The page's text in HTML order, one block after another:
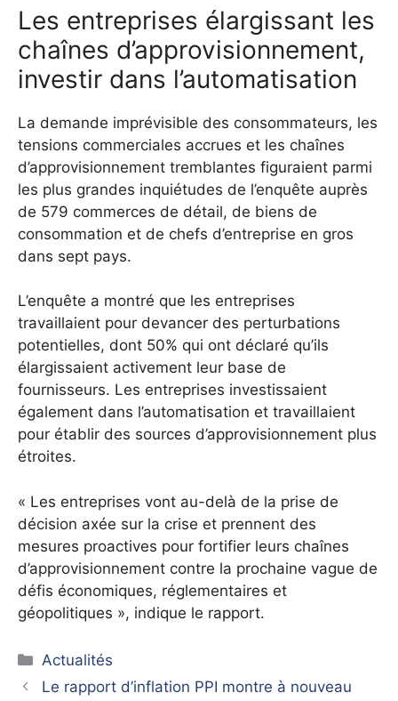
Les entreprises élargissant les
chaînes d’approvisionnement,
investir dans l’automatisation
La demande imprévisible des consommateurs, les
tensions commerciales accrues et les chaînes
d’approvisionnement tremblantes figuraient parmi
les plus grandes inquiétudes de l’enquête auprès
de 579 commerces de détail, de biens de
consommation et de chefs d’entreprise en gros
dans sept pays.
L’enquête a montré que les entreprises
travaillaient pour devancer des perturbations
potentielles, dont 50% qui ont déclaré qu’ils
élargissaient activement leur base de
fournisseurs. Les entreprises investissaient
également dans l’automatisation et travaillaient
pour établir des sources d’approvisionnement plus
étroites.
« Les entreprises vont au-delà de la prise de
décision axée sur la crise et prennent des
mesures proactives pour fortifier leurs chaînes
d’approvisionnement contre la prochaine vague de
défis économiques, réglementaires et
géopolitiques », indique le rapport.
Catégories
Actualités
Le rapport d’inflation PPI montre à nouveau